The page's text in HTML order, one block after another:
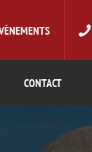
CONTACT